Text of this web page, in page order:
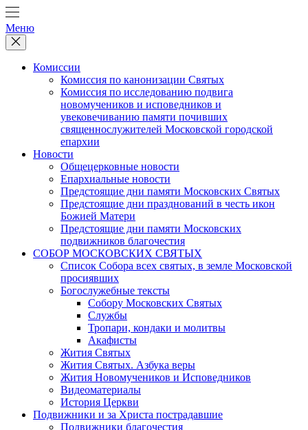
Меню
Комиссии
Комиссия по канонизации Святых
Комиссия по исследованию подвига
новомучеников и исповедников и
увековечиванию памяти почивших
священнослужителей Московской городской
епархии
Новости
Общецерковные новости
Епархиальные новости
Предстоящие дни памяти Московских Святых
Предстоящие дни празднований в честь икон
Божией Матери
Предстоящие дни памяти Московских
подвижников благочестия
СОБОР МОСКОВСКИХ СВЯТЫХ
Список Собора всех святых, в земле Московской
просиявших
Богослужебные тексты
Собору Московских Святых
Службы
Тропари, кондаки и молитвы
Акафисты
Жития Святых
Жития Святых. Азбука веры
Жития Новомучеников и Исповедников
Видеоматериалы
История Церкви
Подвижники и за Христа пострадавшие
Подвижники благочестия